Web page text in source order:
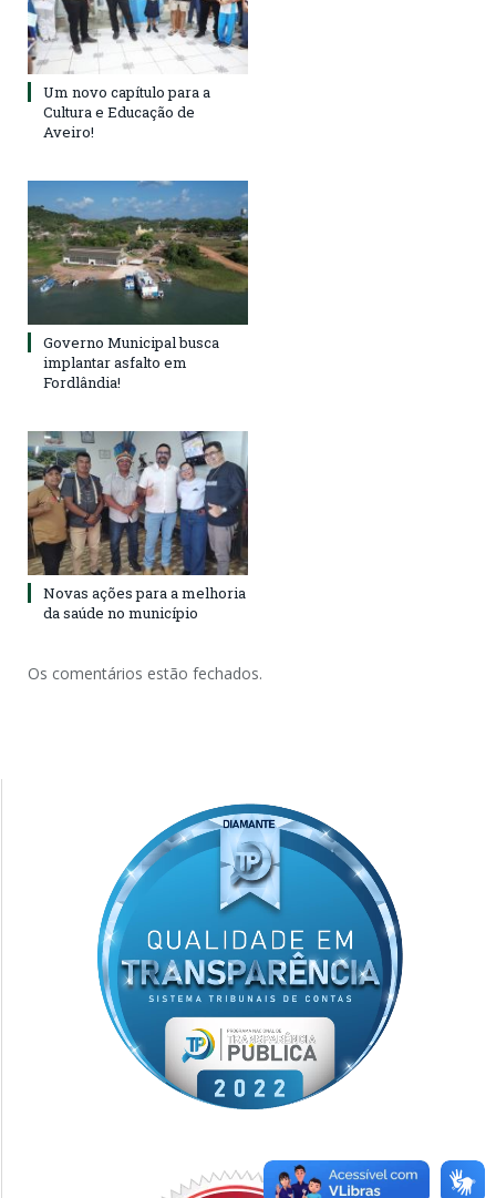
Um novo capítulo para a
Cultura e Educação de
Aveiro!
Governo Municipal busca
implantar asfalto em
Fordlândia!
Novas ações para a melhoria
da saúde no município
Os comentários estão fechados.